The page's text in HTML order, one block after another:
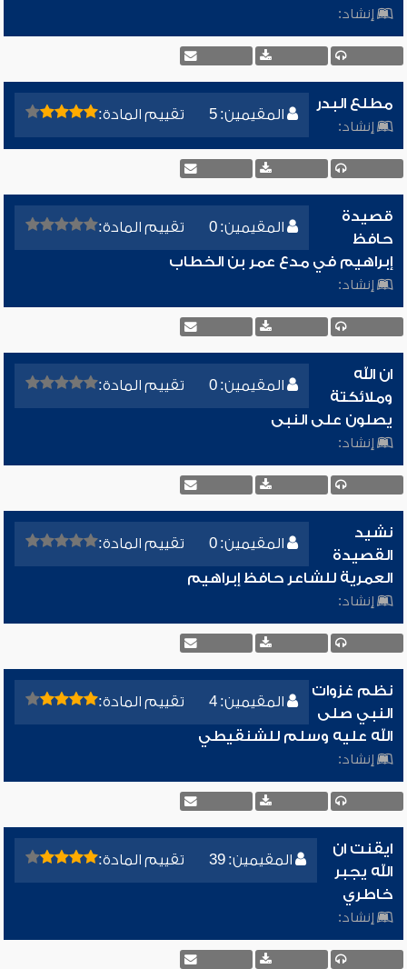
إنشاد:
المقيمين: 5 تقييم المادة:
مطلع البدر
إنشاد:
المقيمين: 0 تقييم المادة:
قصيدة
حافظ
إبراهيم في مدع عمر بن الخطاب
إنشاد:
المقيمين: 0 تقييم المادة:
ان الله
وملائكتة
يصلون على النبى
إنشاد:
المقيمين: 0 تقييم المادة:
نشيد
القصيدة
العمرية للشاعر حافظ إبراهيم
إنشاد:
المقيمين: 4 تقييم المادة:
نظم غزوات
النبي صلى
الله عليه وسلم للشنقيطي
إنشاد:
المقيمين: 39 تقييم المادة:
ايقنت ان
الله يجبر
خاطري
إنشاد: